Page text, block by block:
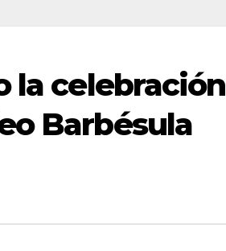
la celebración
Barbésula